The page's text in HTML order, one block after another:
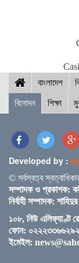
বাংলাদেশ
বিনোদন শিক্ষা
Developed by :
© সর্বস্বত্ব
সম্পাদক ও প্রকাশক:
নির্বাহী সম্পাদক:
১০৮, নিউ এলিফ্যাণ্ট
ফোন: ০২২২৩৩৬৬২৯২
ইমেইল: